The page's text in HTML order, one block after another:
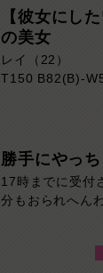
も自然と会話が
していただけま
待ちしております
【彼女にし
の美女
レイ（22）
T150 B82(B)-
明るい笑顔と人
親しみやすい雰
会話が弾みます。
持ち前の愛嬌と
ず癒やされる方
レイさんならで
勝手にやっち
17時までに受付
分もおられへん
めるチャンス！